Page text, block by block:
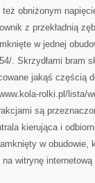
obniżonym
z przekładnią
w jednej
. Skrzydłami bram
jakąś częścią
rolki.pl/lista/
są
kierująca i
w
witrynę